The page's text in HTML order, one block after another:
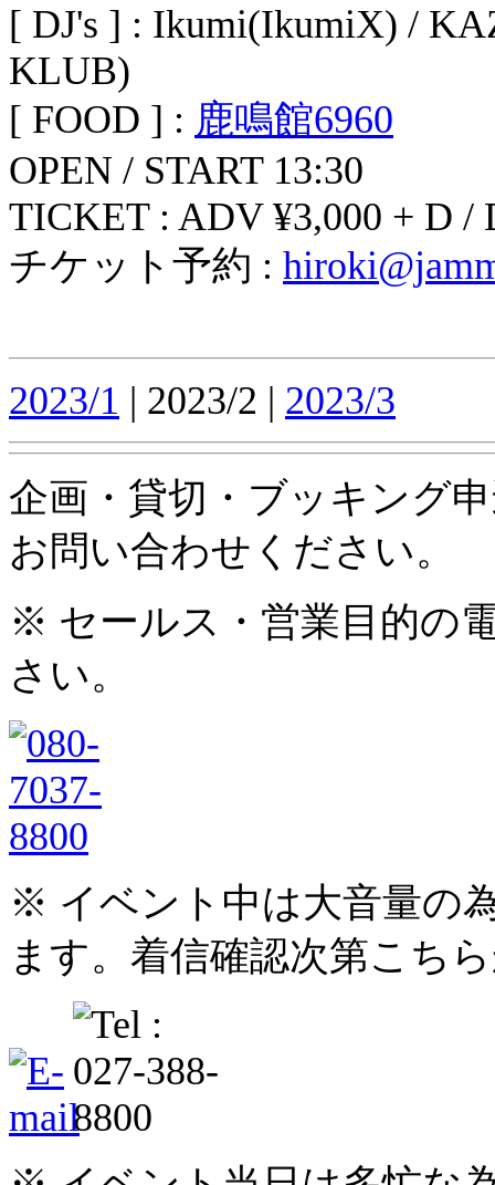
[ DJ's ] : Ikumi(IkumiX) /
KLUB)
[ FOOD ] : 鹿鳴館6960
OPEN / START 13:30
TICKET : ADV ¥3,000 + D /
チケット予約 :
2023/1 | 2023/2 | 2023/3
企画・貸切・ブッキング
お問い合わせください。
※ セールス・営業目的の
さい。
※ イベント中は大音量の
ます。着信確認次第こち